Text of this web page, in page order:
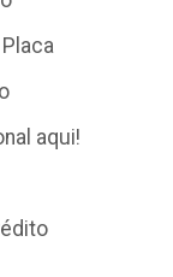
aqui!